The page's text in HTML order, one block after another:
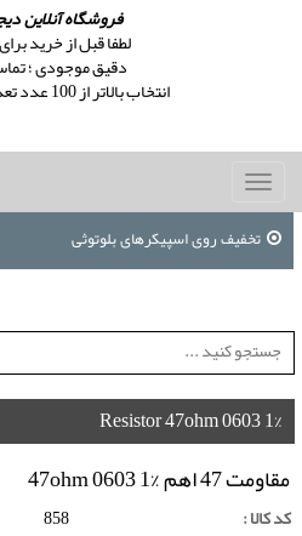
فروشگاه آنلاین
لطفا قبل از خرید
دقیق موجودی ؛
انتخاب بالاتر از 100 عدد تعداد کلی می باشد.
Toggle
navigation
تخفیف روی اسپیکرهای بلوتوثی
Resistor 47ohm 0603 1%
مقاومت 47 اهم 47ohm 0603 1%
کد کالا :
858